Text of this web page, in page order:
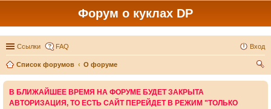
Форум о куклах DP
Ссылки FAQ Вход
Список форумов
О форуме
В БЛИЖАЙШЕЕ ВРЕМЯ НА ФОРУМЕ БУДЕТ ЗАКРЫТА
АВТОРИЗАЦИЯ, ТО ЕСТЬ САЙТ ПЕРЕЙДЕТ В РЕЖИМ "ТОЛЬКО